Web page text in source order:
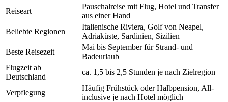
Reiseart
Pauschalreise mit Flug, Hotel und Transfer
aus einer Hand
Beliebte Regionen
Italienische Riviera, Golf von Neapel,
Adriaküste, Sardinien, Sizilien
Beste Reisezeit
Mai bis September für Strand- und
Badeurlaub
Flugzeit ab
Deutschland
ca. 1,5 bis 2,5 Stunden je nach Zielregion
Verpflegung
Häufig Frühstück oder Halbpension, All-
inclusive je nach Hotel möglich